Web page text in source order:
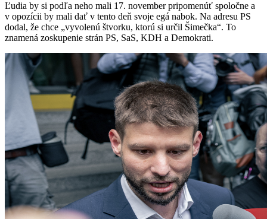
Ľudia by si podľa neho mali 17. november pripomenúť spoločne a
v opozícii by mali dať v tento deň svoje egá nabok. Na adresu PS
dodal, že chce „vyvolenú štvorku, ktorú si určil Šimečka“. To
znamená zoskupenie strán PS, SaS, KDH a Demokrati.